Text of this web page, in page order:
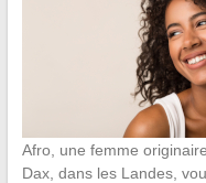
Afro, une femme
Dax, dans les Landes,